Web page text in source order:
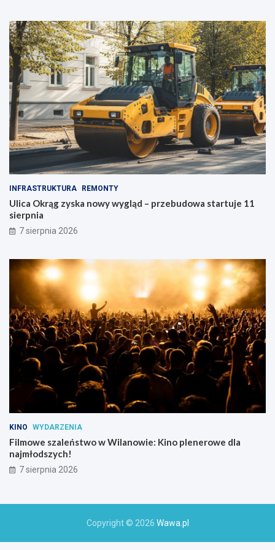
e
!
z
e
-
P
o
ł
u
d
n
i
e
INFRASTRUKTURA REMONTY
Ulica Okrąg zyska nowy wygląd – przebudowa startuje 11
sierpnia
7 sierpnia 2026
KINO WYDARZENIA
Filmowe szaleństwo w Wilanowie: Kino plenerowe dla
najmłodszych!
7 sierpnia 2026
Copyright © 2026 Wawa.pl